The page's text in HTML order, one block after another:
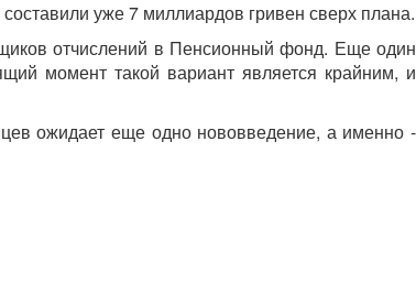
уже 7 миллиардов гривен сверх плана.
отчислений в Пенсионный фонд. Еще один
момент такой вариант является крайним, и
ожидает еще одно нововведение, а именно -